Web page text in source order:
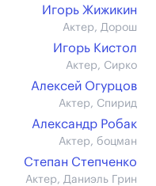
Игорь Жижикин
Актер, Дорош
Игорь Кистол
Актер, Сирко
Алексей Огурцов
Актер, Спирид
Александр Робак
Актер, боцман
Степан Степченко
Актер, Даниэль Грин